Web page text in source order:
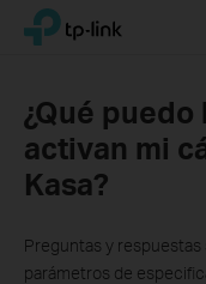
Click
navigation
TP-Link, Reliably Smart
¿Qué
activan mi
Kasa?
Preguntas y
parámetros de